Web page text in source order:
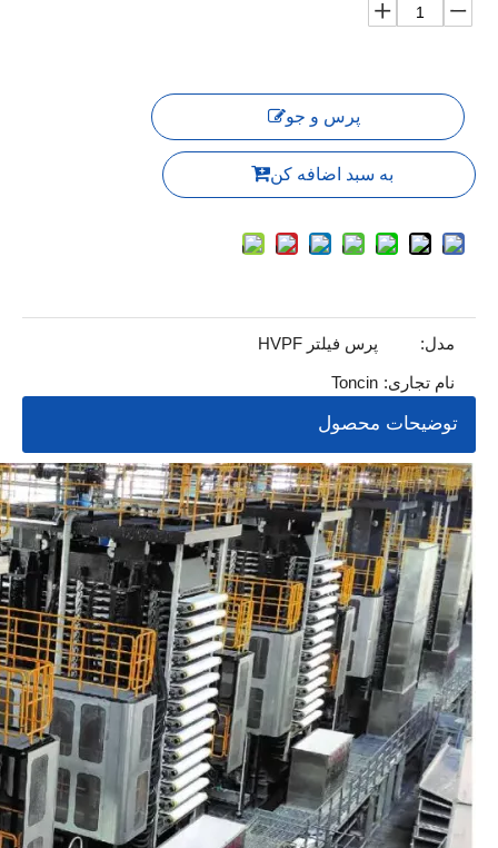
پرس و جو
به سبد اضافه کن
مدل: پرس فیلتر HVPF
نام تجاری: Toncin
توضیحات محصول